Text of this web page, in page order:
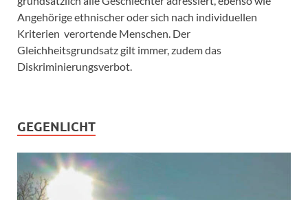
Angehörige ethnischer oder sich nach individuellen
Kriterien verortende Menschen. Der
Gleichheitsgrundsatz gilt immer, zudem das
Diskriminierungsverbot.
GEGENLICHT